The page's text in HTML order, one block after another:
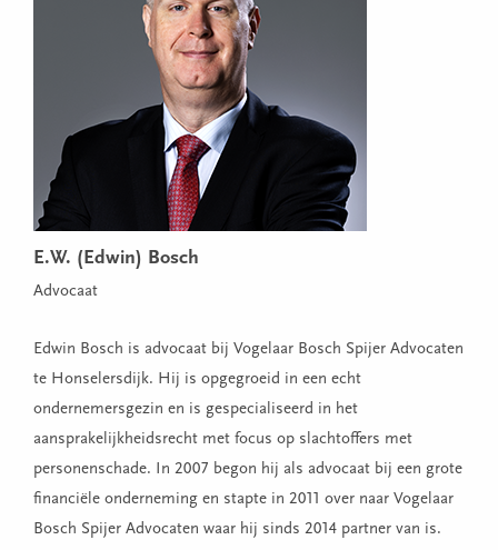
E.W. (Edwin) Bosch
Advocaat
Edwin Bosch is advocaat bij Vogelaar Bosch Spijer Advocaten
te Honselersdijk. Hij is opgegroeid in een echt
ondernemersgezin en is gespecialiseerd in het
aansprakelijkheidsrecht met focus op slachtoffers met
personenschade. In 2007 begon hij als advocaat bij een grote
financiële onderneming en stapte in 2011 over naar Vogelaar
Bosch Spijer Advocaten waar hij sinds 2014 partner van is.